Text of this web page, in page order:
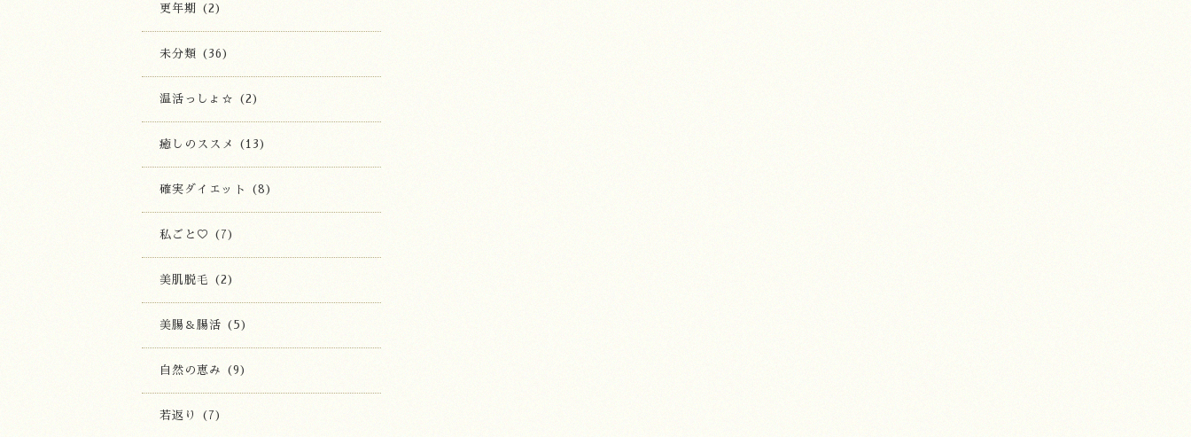
更年期 (2)
未分類 (36)
温活っしょ☆ (2)
癒しのススメ (13)
確実ダイエット (8)
私ごと♡ (7)
美肌脱毛 (2)
美腸＆腸活 (5)
自然の恵み (9)
若返り (7)